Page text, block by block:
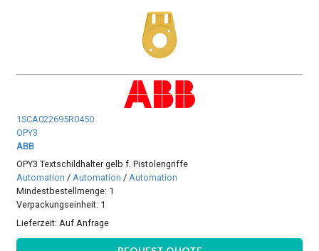
1SCA022695R0450
OPY3
ABB
OPY3 Textschildhalter gelb f. Pistolengriffe
Automation /Automation /Automation
Mindestbestellmenge: 1
Verpackungseinheit: 1
Lieferzeit: Auf Anfrage